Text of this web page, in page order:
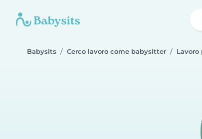
Babysits Cerco lavoro come babysitter Lavoro